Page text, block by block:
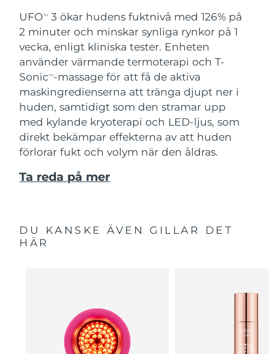
UFOTM
3 ökar hudens fuktnivå med 126% på
2 minuter och minskar synliga rynkor på 1
vecka, enligt kliniska tester. Enheten
använder värmande termoterapi och T-
SonicTM-massage för att få de aktiva
maskingredienserna att tränga djupt ner i
huden, samtidigt som den stramar upp
med kylande kryoterapi och LED-ljus, som
direkt bekämpar effekterna av att huden
förlorar fukt och volym när den åldras.
Ta reda på mer
DU KANSKE ÄVEN GILLAR DET
HÄR